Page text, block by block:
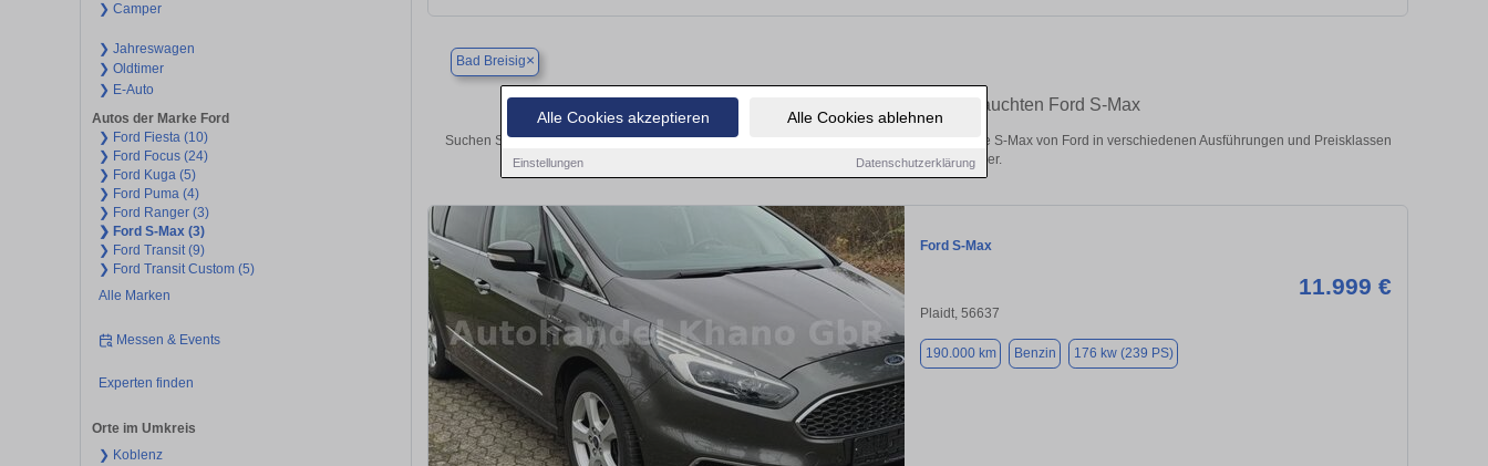
Alle Cookies akzeptieren Alle Cookies ablehnen
Einstellungen Datenschutzerklärung
❯ Camper
❯ Jahreswagen
❯ Oldtimer
❯ E-Auto
Autos der Marke Ford
❯ Ford Fiesta (10)
❯ Ford Focus (24)
❯ Ford Kuga (5)
❯ Ford Puma (4)
❯ Ford Ranger (3)
❯ Ford S-Max (3)
❯ Ford Transit (9)
❯ Ford Transit Custom (5)
Alle Marken
Messen & Events
Experten finden
Orte im Umkreis
❯ Koblenz
Bad Breisig×
Finden Sie in Bad Breisig Ihren gebrauchten Ford S-Max
Suchen Sie in Bad Breisig einen Ford S-Max Gebrauchtwagen? Entdecken Sie gebrauchte S-Max von Ford in verschiedenen Ausführungen und Preisklassen
von privat und vom Händler.
Ford S-Max
11.999 €
Plaidt, 56637
190.000 km Benzin 176 kw (239 PS)